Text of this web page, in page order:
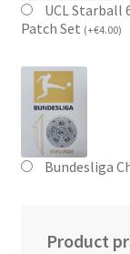
UCL Starball
Patch Set (+€4.00)
Bundesliga
Product